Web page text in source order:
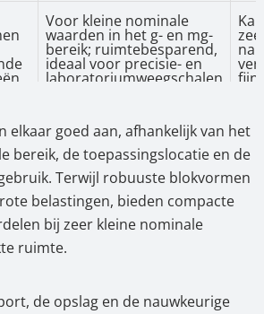
Voor kleine nominale
waarden in het g- en mg-
bereik; ruimtebesparend,
ideaal voor precisie- en
laboratoriumweegschalen
elkaar goed aan, afhankelijk van het
bereik, de toepassingslocatie en de
Terwijl robuuste blokvormen
belastingen, bieden compacte
bij zeer kleine nominale
ruimte.
de opslag en de nauwkeurige